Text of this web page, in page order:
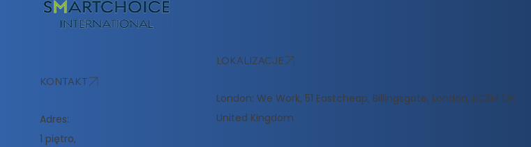
KONTAKT
Adres:
1 piętro,
LOKALIZACJE
London: We Work, 51 Eastcheap, Billingsgate, London, EC3M 1JP,
United Kingdom